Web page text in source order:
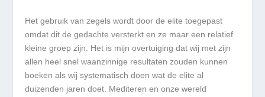
Het gebruik van zegels wordt door de elite toegepast
omdat dit de gedachte versterkt en ze maar een relatief
kleine groep zijn. Het is mijn overtuiging dat wij met zijn
allen heel snel waanzinnige resultaten zouden kunnen
boeken als wij systematisch doen wat de elite al
duizenden jaren doet. Mediteren en onze wereld